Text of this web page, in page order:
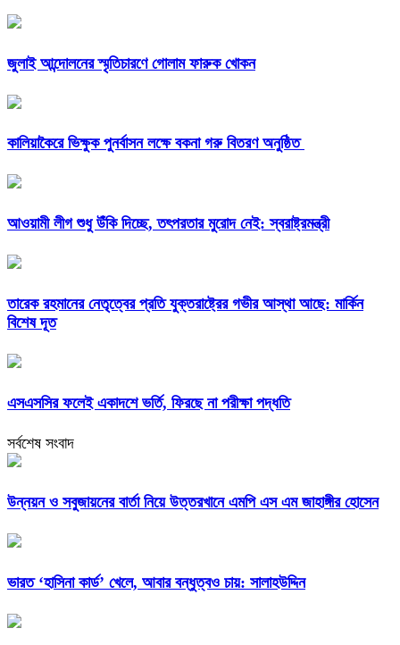
জুলাই আন্দোলনের স্মৃতিচারণে গোলাম ফারুক খোকন
কালিয়াকৈরে ভিক্ষুক পুনর্বাসন লক্ষে বকনা গরু বিতরণ অনুষ্ঠিত
আওয়ামী লীগ শুধু উঁকি দিচ্ছে, তৎপরতার মুরোদ নেই: স্বরাষ্ট্রমন্ত্রী
তারেক রহমানের নেতৃত্বের প্রতি যুক্তরাষ্ট্রের গভীর আস্থা আছে: মার্কিন
বিশেষ দূত
এসএসসির ফলেই একাদশে ভর্তি, ফিরছে না পরীক্ষা পদ্ধতি
সর্বশেষ সংবাদ
উন্নয়ন ও সবুজায়নের বার্তা নিয়ে উত্তরখানে এমপি এস এম জাহাঙ্গীর হোসেন
ভারত ‘হাসিনা কার্ড’ খেলে, আবার বন্ধুত্বও চায়: সালাহউদ্দিন